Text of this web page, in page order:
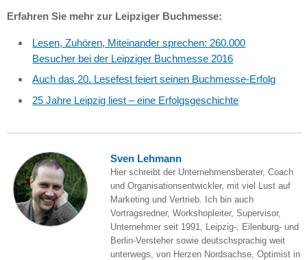
Erfahren Sie mehr zur Leipziger Buchmesse:
Lesen, Zuhören, Miteinander sprechen: 260.000
Besucher bei der Leipziger Buchmesse 2016
Auch das 20. Lesefest feiert seinen Buchmesse-Erfolg
25 Jahre Leipzig liest – eine Erfolgsgeschichte
Sven Lehmann
Hier schreibt der Unternehmensberater, Coach
und Organisationsentwickler, mit viel Lust auf
Marketing und Vertrieb. Ich bin auch
Vortragsredner, Workshopleiter, Supervisor,
Unternehmer seit 1991, Leipzig-, Eilenburg- und
Berlin-Versteher sowie deutschsprachig weit
unterwegs, von Herzen Nordsachse, Optimist in